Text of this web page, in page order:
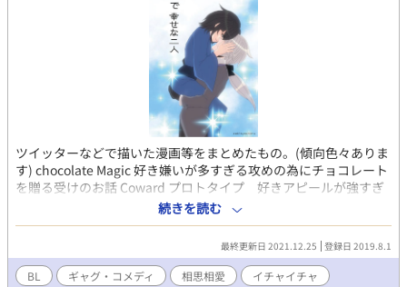
ツイッターなどで描いた漫画等をまとめたもの。(傾向色々ありま
す) chocolate Magic 好き嫌いが多すぎる攻めの為にチョコレート
を贈る受けのお話 Coward プロトタイプ 好きアピールが強すぎ
る攻めに振り回せるツンデレ受けのお話 黒髪ドSイヴァンとザハ
ール ドS双子のちょっと過激な愛情表現
続きを読む
最終更新日 2021.12.25 登録日 2019.8.1
BL ギャグ・コメディ 相思相愛
イチャイチャ